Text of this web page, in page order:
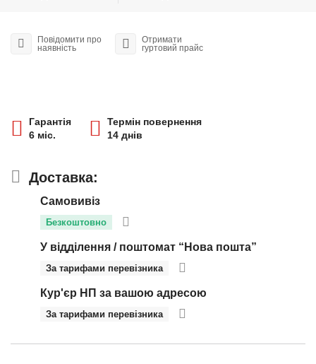
Повідомити про
наявність
Отримати
гуртовий прайс
Гарантія
6 міс.
Термін повернення
14 днів
Доставка:
Самовивіз
Безкоштовно
У відділення / поштомат “Нова пошта”
За тарифами перевізника
Кур'єр НП за вашою адресою
За тарифами перевізника